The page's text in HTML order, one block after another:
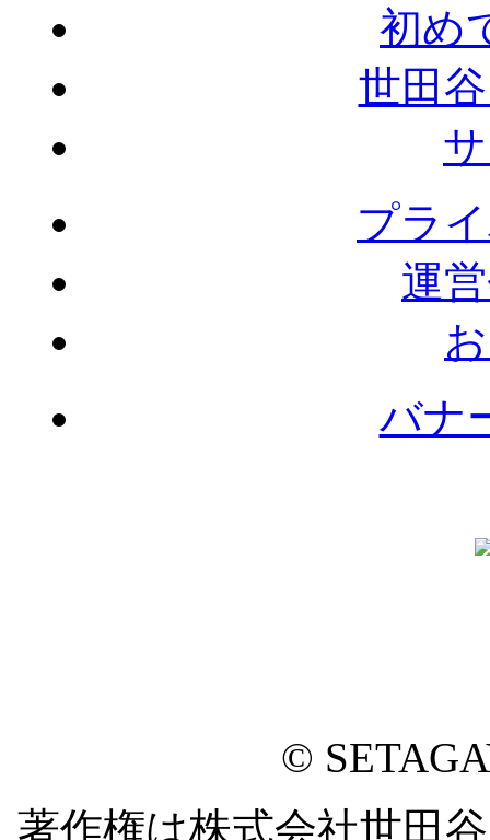
初め
世田
プラ
運
バナ
©
著作権は株式会社世田